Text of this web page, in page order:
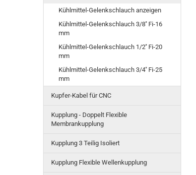
Kühlmittel-Gelenkschlauch anzeigen
Kühlmittel-Gelenkschlauch 3/8'' Fi-16
mm
Kühlmittel-Gelenkschlauch 1/2'' Fi-20
mm
Kühlmittel-Gelenkschlauch 3/4'' Fi-25
mm
Kupfer-Kabel für CNC
Kupplung - Doppelt Flexible
Membrankupplung
Kupplung 3 Teilig Isoliert
Kupplung Flexible Wellenkupplung